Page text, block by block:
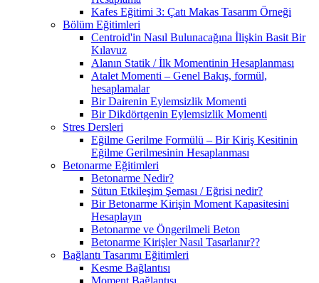
Kafes Eğitimi 3: Çatı Makas Tasarım Örneği
Bölüm Eğitimleri
Centroid'in Nasıl Bulunacağına İlişkin Basit Bir
Kılavuz
Alanın Statik / İlk Momentinin Hesaplanması
Atalet Momenti – Genel Bakış, formül,
hesaplamalar
Bir Dairenin Eylemsizlik Momenti
Bir Dikdörtgenin Eylemsizlik Momenti
Stres Dersleri
Eğilme Gerilme Formülü – Bir Kiriş Kesitinin
Eğilme Gerilmesinin Hesaplanması
Betonarme Eğitimleri
Betonarme Nedir?
Sütun Etkileşim Şeması / Eğrisi nedir?
Bir Betonarme Kirişin Moment Kapasitesini
Hesaplayın
Betonarme ve Öngerilmeli Beton
Betonarme Kirişler Nasıl Tasarlanır??
Bağlantı Tasarımı Eğitimleri
Kesme Bağlantısı